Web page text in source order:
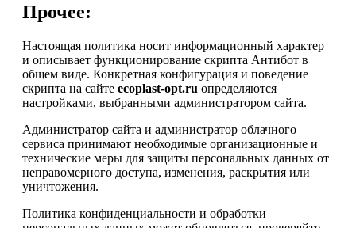
Прочее:
Настоящая политика носит информационный характер
и описывает функционирование скрипта Антибот в
общем виде. Конкретная конфигурация и поведение
скрипта на сайте ecoplast-opt.ru определяются
настройками, выбранными администратором сайта.
Администратор сайта и администратор облачного
сервиса принимают необходимые организационные и
технические меры для защиты персональных данных от
неправомерного доступа, изменения, раскрытия или
уничтожения.
Политика конфиденциальности и обработки